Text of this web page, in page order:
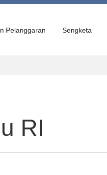
Pelanggaran Sengketa
RI